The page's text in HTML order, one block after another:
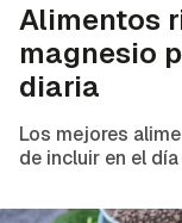
Alimentos
magnesio
diaria
Los mejores
de incluir en el